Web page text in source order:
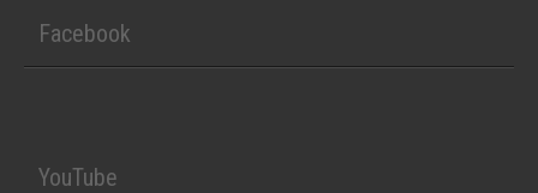
Facebook
YouTube